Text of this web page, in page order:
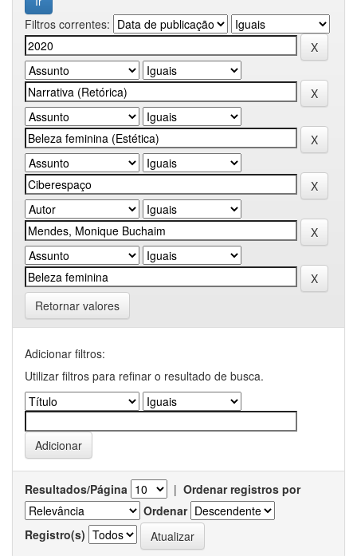
Filtros correntes:
Retornar valores
Adicionar filtros:
Utilizar filtros para refinar o resultado de busca.
Resultados/Página | Ordenar registros por
Ordenar
Registro(s)